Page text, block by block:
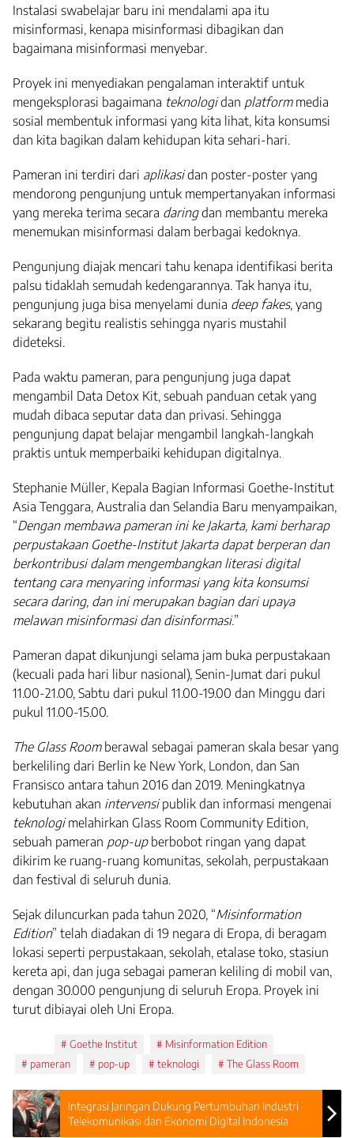
Instalasi swabelajar baru ini mendalami apa itu
misinformasi, kenapa misinformasi dibagikan dan
bagaimana misinformasi menyebar.
Proyek ini menyediakan pengalaman interaktif untuk
mengeksplorasi bagaimana teknologidan platformmedia
sosial membentuk informasi yang kita lihat, kita konsumsi
dan kita bagikan dalam kehidupan kita sehari-hari.
Pameran ini terdiri dari aplikasidan poster-poster yang
mendorong pengunjung untuk mempertanyakan informasi
yang mereka terima secara daringdan membantu mereka
menemukan misinformasi dalam berbagai kedoknya.
Pengunjung diajak mencari tahu kenapa identifikasi berita
palsu tidaklah semudah kedengarannya. Tak hanya itu,
pengunjung juga bisa menyelami dunia deep fakes, yang
sekarang begitu realistis sehingga nyaris mustahil
dideteksi.
Pada waktu pameran, para pengunjung juga dapat
mengambil Data Detox Kit, sebuah panduan cetak yang
mudah dibaca seputar data dan privasi. Sehingga
pengunjung dapat belajar mengambil langkah-langkah
praktis untuk memperbaiki kehidupan digitalnya.
Stephanie Müller, Kepala Bagian Informasi Goethe-Institut
Asia Tenggara, Australia dan Selandia Baru menyampaikan,
“Dengan membawa pameran ini ke Jakarta, kami berharap
perpustakaan Goethe-Institut Jakarta dapat berperan dan
berkontribusi dalam mengembangkan literasi digital
tentang cara menyaring informasi yang kita konsumsi
secara daring, dan ini merupakan bagian dari upaya
melawan misinformasi dan disinformasi.”
Pameran dapat dikunjungi selama jam buka perpustakaan
(kecuali pada hari libur nasional), Senin-Jumat dari pukul
11.00-21.00, Sabtu dari pukul 11.00-19.00 dan Minggu dari
pukul 11.00-15.00.
The Glass Roomberawal sebagai pameran skala besar yang
berkeliling dari Berlin ke New York, London, dan San
Fransisco antara tahun 2016 dan 2019. Meningkatnya
kebutuhan akan intervensipublik dan informasi mengenai
teknologimelahirkan Glass Room Community Edition,
sebuah pameran pop-upberbobot ringan yang dapat
dikirim ke ruang-ruang komunitas, sekolah, perpustakaan
dan festival di seluruh dunia.
Sejak diluncurkan pada tahun 2020, “Misinformation
Edition” telah diadakan di 19 negara di Eropa, di beragam
lokasi seperti perpustakaan, sekolah, etalase toko, stasiun
kereta api, dan juga sebagai pameran keliling di mobil van,
dengan 30.000 pengunjung di seluruh Eropa. Proyek ini
turut dibiayai oleh Uni Eropa.
Goethe Institut
Misinformation Edition
pameran
pop-up teknologi The Glass Room
Integrasi Jaringan Dukung Pertumbuhan Industri
Telekomunikasi dan Ekonomi Digital Indonesia